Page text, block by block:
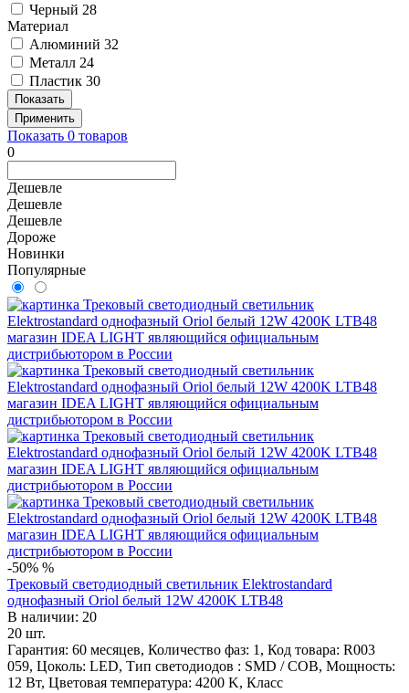
Черный 28
Материал
Алюминий 32
Металл 24
Пластик 30
Показать
Применить
Показать 0 товаров
0
Дешевле
Дешевле
Дешевле
Дороже
Новинки
Популярные
-50% %
Трековый светодиодный светильник Elektrostandard
однофазный Oriol белый 12W 4200K LTB48
В наличии: 20
20 шт.
Гарантия: 60 месяцев, Количество фаз: 1, Код товара: R003
059, Цоколь: LED, Тип светодиодов : SMD / COB, Мощность:
12 Вт, Цветовая температура: 4200 K, Класс